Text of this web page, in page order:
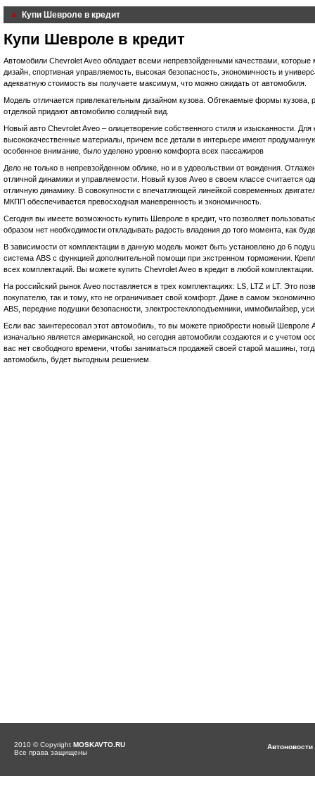
Купи Шевроле в кредит
Купи Шевроле в кредит
Автомобили Chevrolet Aveo обладает всеми непревзойденными качествами,
дизайн, спортивная управляемость, высокая безопасность, экономичность и
адекватную стоимость вы получаете максимум, что можно ожидать от автомобиля.
Модель отличается привлекательным дизайном кузова. Обтекаемые формы
отделкой придают автомобилю солидный вид.
Новый авто Chevrolet Aveo – олицетворение собственного стиля и изысканности. Для
высококачественные материалы, причем все детали в интерьере имеют
особенное внимание, было уделено уровню комфорта всех пассажиров
Дело не только в непревзойденном облике, но и в удовольствии от вождения.
отличной динамики и управляемости. Новый кузов Aveo в своем классе считается
отличную динамику. В совокупности с впечатляющей линейкой современных
МКПП обеспечивается превосходная маневренность и экономичность.
Сегодня вы имеете возможность купить Шевроле в кредит, что позволяет
образом нет необходимости откладывать радость владения до того момента, как
В зависимости от комплектации в данную модель может быть установлено до 6
система ABS с функцией дополнительной помощи при экстренном торможении.
всех комплектаций. Вы можете купить Chevrolet Aveo в кредит в любой комплектации.
На российский рынок Aveo поставляется в трех комплектациях: LS, LTZ и LT. Это
покупателю, так и тому, кто не ограничивает свой комфорт. Даже в самом
ABS, передние подушки безопасности, электростеклоподъемники, иммобилайзер,
Если вас заинтересовал этот автомобиль, то вы можете приобрести новый
изначально является американской, но сегодня автомобили создаются и с учетом
вас нет свободного времени, чтобы заниматься продажей своей старой машины,
автомобиль, будет выгодным решением.
2010 © Copyright MOSKAVTO.RU
Все права защищены
Автоновости